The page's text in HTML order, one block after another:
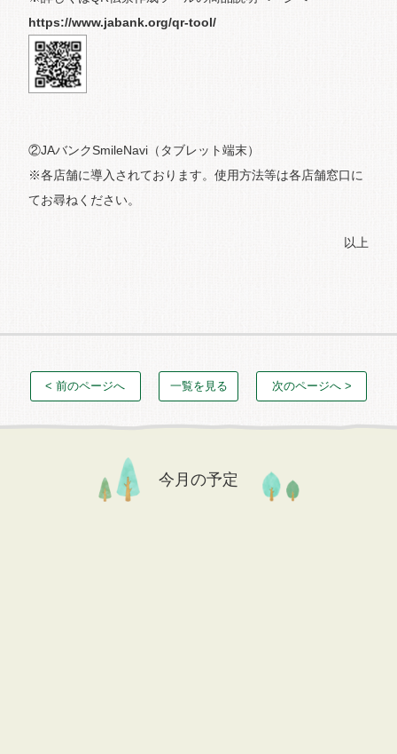
https://www.jabank.org/qr-tool/
②JAバンクSmileNavi（タブレット端末）
※各店舗に導入されております。使用方法等は各店舗窓口に
てお尋ねください。
以上
< 前のページへ 一覧を見る 次のページへ >
今月の予定